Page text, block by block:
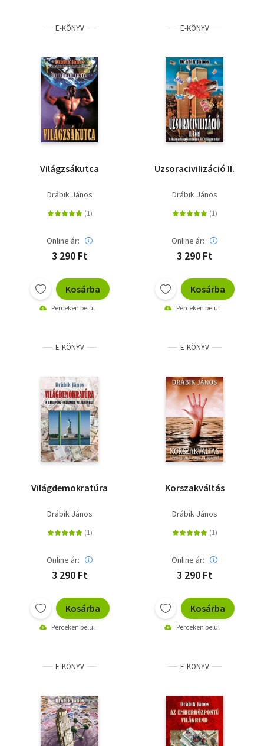
E-KÖNYV
Világzsákutca
Drábik János
Online ár:
3 290 Ft
Kosárba
Perceken belül
E-KÖNYV
Uzsoracivilizáció II.
Drábik János
Online ár:
3 290 Ft
Kosárba
Perceken belül
E-KÖNYV
Világdemokratúra
Drábik János
Online ár:
3 290 Ft
Kosárba
Perceken belül
E-KÖNYV
Korszakváltás
Drábik János
Online ár:
3 290 Ft
Kosárba
Perceken belül
E-KÖNYV E-KÖNYV